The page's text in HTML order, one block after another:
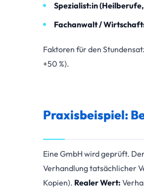
Spezialist:in
Fachanwalt /
Faktoren für den
+50 %).
Praxisbeispiel:
Eine GmbH wird geprüft.
Verhandlung tatsächlicher
Kopien). Realer Wert: